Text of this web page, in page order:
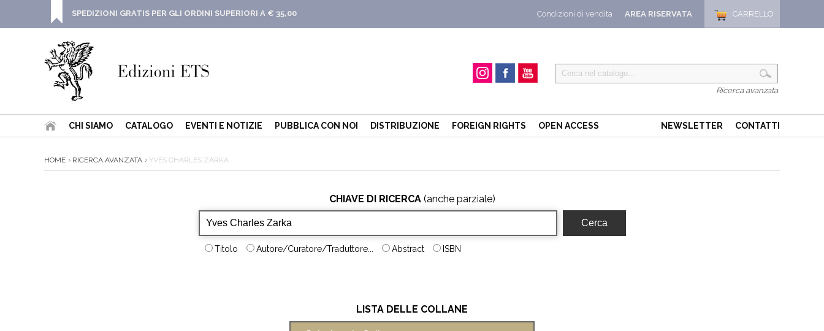
CARRELLO
AREA RISERVATA
Condizioni di vendita
SPEDIZIONI GRATIS PER GLI ORDINI SUPERIORI A € 35,00
Ricerca avanzata
CHI SIAMO CATALOGO EVENTI E NOTIZIE PUBBLICA CON NOI DISTRIBUZIONE FOREIGN RIGHTS OPEN ACCESS NEWSLETTER CONTATTI
HOME RICERCA AVANZATA YVES CHARLES ZARKA
CHIAVE DI RICERCA(anche parziale)
Titolo Autore/Curatore/Traduttore... Abstract ISBN
LISTA DELLE COLLANE